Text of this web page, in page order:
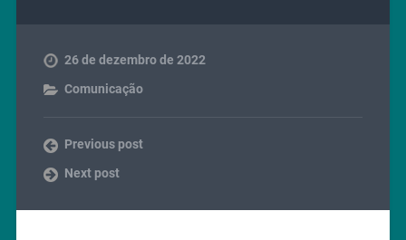
26 de dezembro de 2022
Comunicação
Previous post
Next post